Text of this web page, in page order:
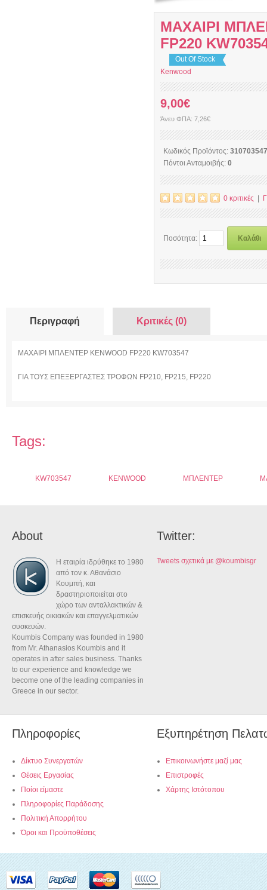
ΜΑΧΑΙΡΙ
FP220
Out Of Stock
Kenwood
9,00€
Άνευ ΦΠΑ: 7,26€
Κωδικός Προϊόντος: 310703547
Πόντοι Ανταμοιβής: 0
0 κριτικές
Ποσότητα: Καλάθι
Περιγραφή Κριτικές (0)
ΜΑΧΑΙΡΙ ΜΠΛΕΝΤΕΡ KENWOOD FP220 KW703547
ΓΙΑ ΤΟΥΣ ΕΠΕΞΕΡΓΑΣΤΕΣ ΤΡΟΦΩΝ FP210, FP215, FP220
Tags:
KW703547 KENWOOD ΜΠΛΕΝΤΕΡ
About
Η εταιρία ιδρύθηκε το 1980
από τον κ. Αθανάσιο
Κουμπή, και
δραστηριοποιείται στο
χώρο των ανταλλακτικών &
επισκευής οικιακών και επαγγελματικών
συσκευών.
Koumbis Company was founded in 1980
from Mr. Athanasios Koumbis and it
operates in after sales business. Thanks
to our experience and knowledge we
become one of the leading companies in
Greece in our sector.
Twitter:
Tweets σχετικά με @koumbisgr
Πληροφορίες
Δίκτυο Συνεργατών
Θέσεις Εργασίας
Ποίοι είμαστε
Πληροφορίες Παράδοσης
Πολιτική Απορρήτου
Όροι και Προϋποθέσεις
Εξυπηρέτηση
Επικοινωνήστε μαζί μας
Επιστροφές
Χάρτης Ιστότοπου